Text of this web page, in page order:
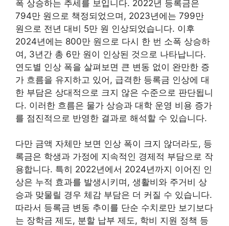
폭 상승하는 추세를 보입니다. 2022년 등록금은
794만 원으로 책정되었으며, 2023년에는 799만
원으로 전년 대비 5만 원 인상되었습니다. 이후
2024년에는 800만 원으로 다시 한 번 소폭 상승하
여, 3년간 총 6만 원이 인상된 것으로 나타납니다.
연도별 인상 폭을 살펴보면 큰 변동 없이 완만한 증
가 흐름을 유지하고 있어, 급격한 등록금 인상에 대
한 부담은 상대적으로 크지 않은 수준으로 판단됩니
다. 이러한 흐름은 물가 상승과 대학 운영 비용 증가
를 점진적으로 반영한 결과로 해석할 수 있습니다.
다만 금액 자체만 보면 인상 폭이 크지 않더라도, 등
록금은 학생과 가정에 지속적인 경제적 부담으로 작
용합니다. 특히 2022년에서 2024년까지 이어진 인
상은 누적 효과를 발생시키며, 생활비와 주거비 상
승과 맞물릴 경우 체감 부담은 더 커질 수 있습니다.
따라서 등록금 변동 추이를 단순 수치로만 보기보다
는 장학금 제도, 분할 납부 제도, 학비 지원 정책 등